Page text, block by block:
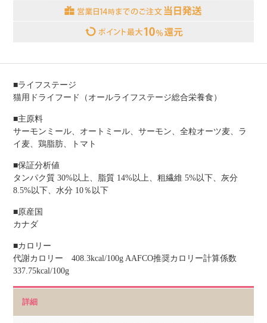
■ライフステージ
猫用ドライフード（オールライフステージ総合栄養食）
■主原料
サーモンミール、オートミール、サーモン、全粒オーツ麦、ラ
イ麦、鶏脂肪、トマト
■保証分析値
タンパク質 30%以上、脂質 14%以上、粗繊維 5%以下、灰分
8.5%以下、水分 10％以下
■原産国
カナダ
■カロリー
代謝カロリー 408.3kcal/100g AAFCO推奨カロリー計算係数
337.75kcal/100g
詳細